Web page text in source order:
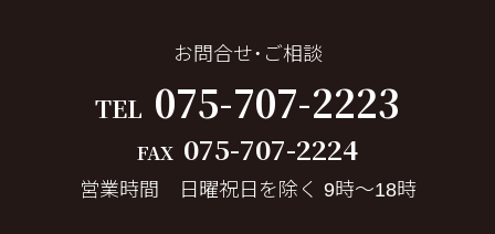
お問合せ・ご相談
TEL 075-707-2223
FAX 075-707-2224
営業時間 日曜祝日を除く 9時～18時